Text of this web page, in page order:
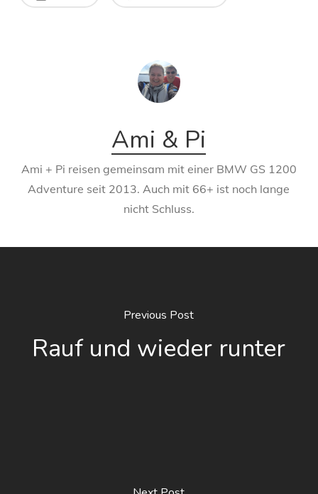
Ami & Pi
Ami + Pi reisen gemeinsam mit einer BMW GS 1200
Adventure seit 2013. Auch mit 66+ ist noch lange
nicht Schluss.
Previous Post
Rauf und wieder runter